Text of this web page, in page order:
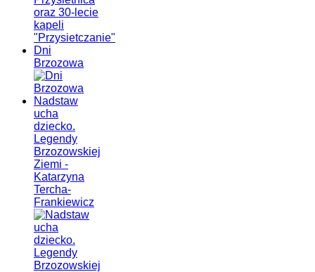
Dni
Brzozowa
Nadstaw
ucha
dziecko.
Legendy
Brzozowskiej
Ziemi -
Katarzyna
Tercha-
Frankiewicz